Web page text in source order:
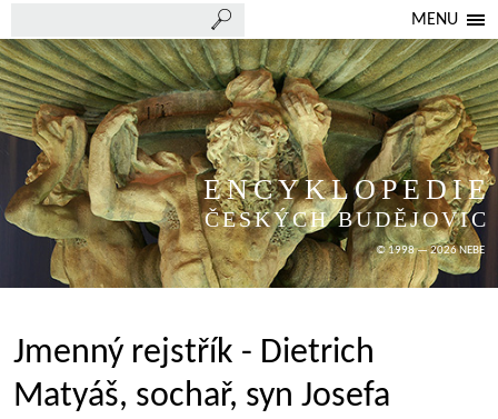
MENU
ENCYKLOPEDIE
ČESKÝCH BUDĚJOVIC
© 1998 — 2026 NEBE
Jmenný rejstřík - Dietrich
Matyáš, sochař, syn Josefa